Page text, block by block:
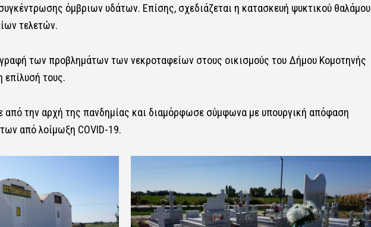
όμβριων υδάτων. Επίσης, σχεδιάζεται η κατασκευή ψυκτικού θαλάμου
τελετών.
των προβλημάτων των νεκροταφείων στους οικισμούς του Δήμου Κομοτηνής
επίλυσή τους.
από την αρχή της πανδημίας και διαμόρφωσε σύμφωνα με υπουργική απόφαση
από λοίμωξη COVID-19.